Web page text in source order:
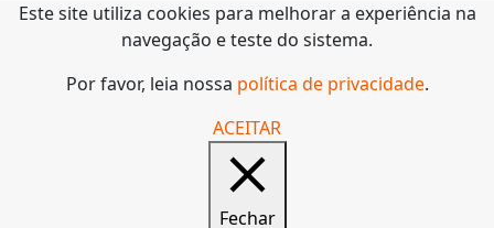
Este site utiliza cookies para melhorar a experiência na
navegação e teste do sistema.
Por favor, leia nossa política de privacidade.
ACEITAR
Fechar